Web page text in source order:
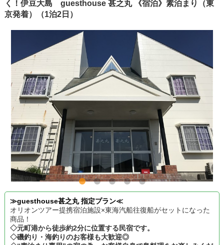
く！伊豆大島 guesthouse 甚之丸 《宿泊》素泊まり（東
京発着）（1泊2日）
≫guesthouse甚之丸 指定プラン≪
オリオンツアー提携宿泊施設×東海汽船往復船がセットになった
商品！
◇元町港から徒歩約2分に位置する民宿です。
◇磯釣り・海釣りのお客様も大歓迎◎